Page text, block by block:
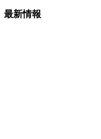
最新情報